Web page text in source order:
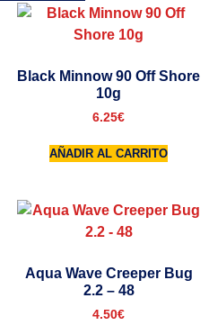
Black Minnow 90 Off Shore
10g
6.25€
AÑADIR AL CARRITO
Aqua Wave Creeper Bug
2.2 – 48
4.50€